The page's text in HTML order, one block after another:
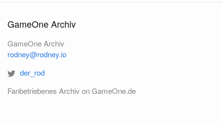
GameOne Archiv
GameOne Archiv
rodney@rodney.io
der_rod
Fanbetriebenes Archiv on GameOne.de